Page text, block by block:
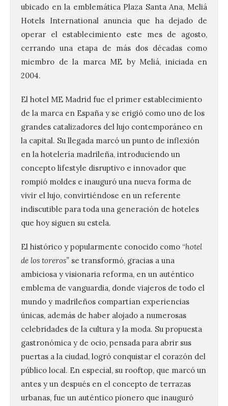
ubicado en la emblemática Plaza Santa Ana, Meliá
Hotels International anuncia que ha dejado de
operar el establecimiento este mes de agosto,
cerrando una etapa de más dos décadas como
miembro de la marca ME by Meliá, iniciada en
2004.
El hotel ME Madrid fue el primer establecimiento
de la marca en España y se erigió como uno de los
grandes catalizadores del lujo contemporáneo en
la capital. Su llegada marcó un punto de inflexión
en la hotelería madrileña, introduciendo un
concepto lifestyle disruptivo e innovador que
rompió moldes e inauguró una nueva forma de
vivir el lujo, convirtiéndose en un referente
indiscutible para toda una generación de hoteles
que hoy siguen su estela.
El histórico y popularmente conocido como “hotel
de los toreros” se transformó, gracias a una
ambiciosa y visionaria reforma, en un auténtico
emblema de vanguardia, donde viajeros de todo el
mundo y madrileños compartían experiencias
únicas, además de haber alojado a numerosas
celebridades de la cultura y la moda. Su propuesta
gastronómica y de ocio, pensada para abrir sus
puertas a la ciudad, logró conquistar el corazón del
público local. En especial, su rooftop, que marcó un
antes y un después en el concepto de terrazas
urbanas, fue un auténtico pionero que inauguró